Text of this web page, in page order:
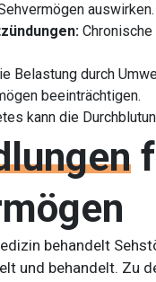
auswirken.
Belastung durch
beeinträchtigen.
kann die
behandelt
und behandelt. Zu